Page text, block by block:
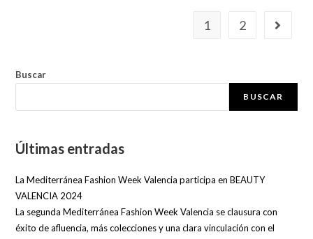
1 2
Buscar
BUSCAR
Últimas entradas
La Mediterránea Fashion Week Valencia participa en BEAUTY
VALENCIA 2024
La segunda Mediterránea Fashion Week Valencia se clausura con
éxito de afluencia, más colecciones y una clara vinculación con el